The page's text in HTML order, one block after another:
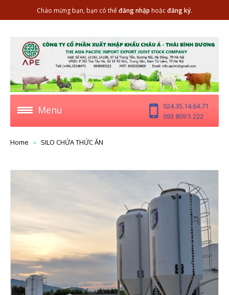
Chào mừng bạn, bạn có thểđăng nhập hoặcđăng ký.
Menu
024.35.14.64.71
093 809 5 222
Home SILO CHỨA THỨC ĂN